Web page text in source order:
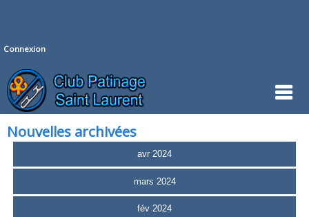
Connexion
Nouvelles archivées
avr 2024
mars 2024
fév 2024